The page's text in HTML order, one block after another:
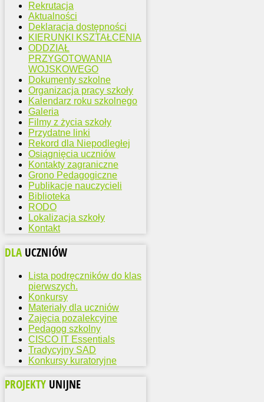
Rekrutacja
Aktualności
Deklaracja dostępności
KIERUNKI KSZTAŁCENIA
ODDZIAŁ
PRZYGOTOWANIA
WOJSKOWEGO
Dokumenty szkolne
Organizacja pracy szkoły
Kalendarz roku szkolnego
Galeria
Filmy z życia szkoły
Przydatne linki
Rekord dla Niepodległej
Osiągnięcia uczniów
Kontakty zagraniczne
Grono Pedagogiczne
Publikacje nauczycieli
Biblioteka
RODO
Lokalizacja szkoły
Kontakt
DLA UCZNIÓW
Lista podręczników do klas
pierwszych.
Konkursy
Materiały dla uczniów
Zajęcia pozalekcyjne
Pedagog szkolny
CISCO IT Essentials
Tradycyjny SAD
Konkursy kuratoryjne
PROJEKTY UNIJNE